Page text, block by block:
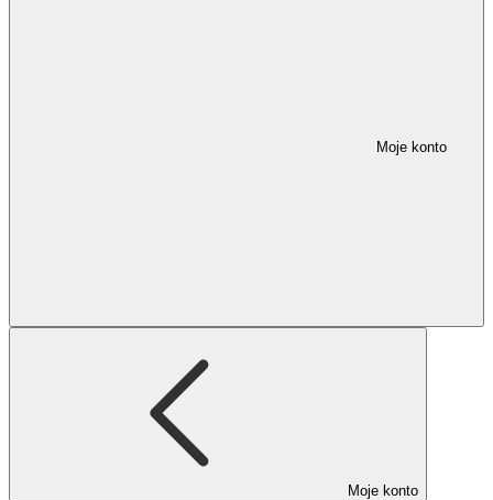
Moje konto
Moje konto